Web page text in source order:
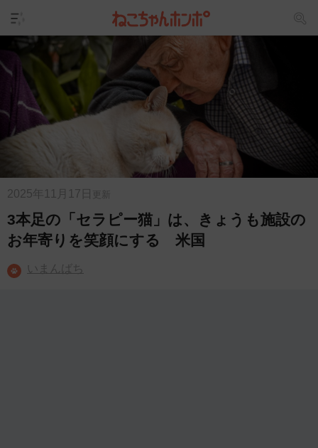
2025年11月17日 更新
3本足の「セラピー猫」は、きょうも施設の
お年寄りを笑顔にする 米国
いまんばち